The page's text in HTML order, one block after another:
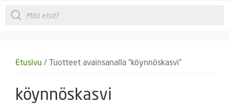
Products
search
Etusivu / Tuotteet avainsanalla “köynnöskasvi”
köynnöskasvi